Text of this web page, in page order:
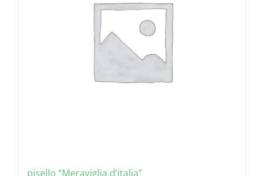
pisello “Meraviglia d’italia”